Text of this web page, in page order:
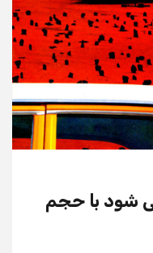
شود با حجم